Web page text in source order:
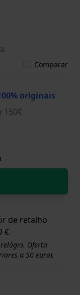
Comparar
originais
150€
de retalho
€
Oferta
a 50 euros